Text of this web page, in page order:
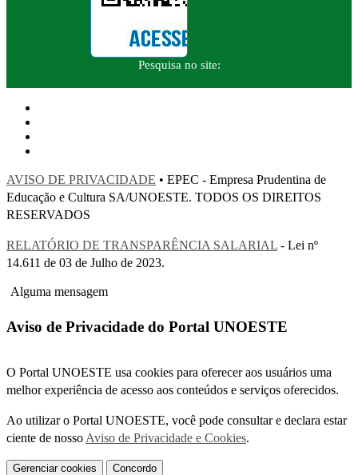
Pesquisa no site:
AVISO DE PRIVACIDADE • EPEC - Empresa Prudentina de
Educação e Cultura SA/UNOESTE. TODOS OS DIREITOS
RESERVADOS
RELATÓRIO DE TRANSPARÊNCIA SALARIAL - Lei nº
14.611 de 03 de Julho de 2023.
Alguma mensagem
Aviso de Privacidade do Portal UNOESTE
O Portal UNOESTE usa cookies para oferecer aos usuários uma
melhor experiência de acesso aos conteúdos e serviços oferecidos.
Ao utilizar o Portal UNOESTE, você pode consultar e declara estar
ciente de nosso Aviso de Privacidade e Cookies.
Gerenciar cookies Concordo